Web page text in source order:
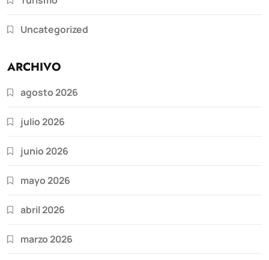
Uncategorized
ARCHIVO
agosto 2026
julio 2026
junio 2026
mayo 2026
abril 2026
marzo 2026